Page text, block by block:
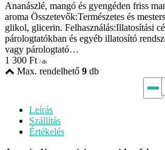
Ananászlé, mangó és gyengéden friss
aroma Összetevők:Természetes és
glikol, glicerin. Felhasználás:Illatosítási
párologtatókban és egyéb illatosító
vagy párologtató…
1 300 Ft / db
Max. rendelhető 9 db
Leírás
Szállítás
Értékelés